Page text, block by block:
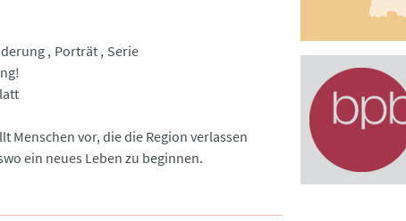
Porträt
Serie
Menschen vor, die die Region verlassen
ein neues Leben zu beginnen.